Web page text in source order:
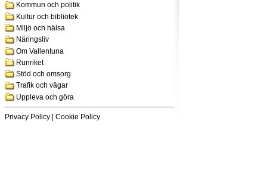
Kommun och politik
Kultur och bibliotek
Miljö och hälsa
Näringsliv
Om Vallentuna
Runriket
Stöd och omsorg
Trafik och vägar
Uppleva och göra
Privacy Policy Cookie Policy